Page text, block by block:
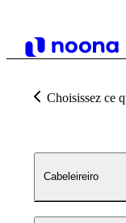
Choisissez ce
Cabeleireiro